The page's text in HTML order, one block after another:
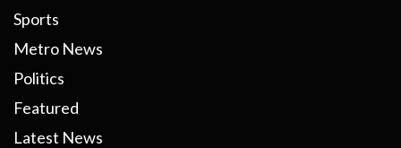
Sports
Metro News
Politics
Featured
Latest News